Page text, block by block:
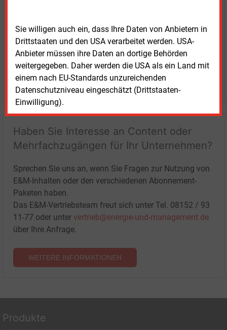
Sie willigen auch ein, dass Ihre Daten von Anbietern in
Drittstaaten und den USA verarbeitet werden. USA-
Anbieter müssen ihre Daten an dortige Behörden
weitergegeben. Daher werden die USA als ein Land mit
einem nach EU-Standards unzureichenden
Datenschutzniveau eingeschätzt (Drittstaaten-
Einwilligung).
LOGIN
Haben Sie Interesse an Content oder
Mehrfachzugängen für Ihr Unternehmen?
Sprechen Sie uns an, wenn Sie Fragen zur Nutzung von
E&M-Inhalten oder den verschiedenen Abonnement-
Paketen haben.
Das E&M-Vertriebsteam freut sich unter Tel. 08152 / 93
11-77 oder unter vertrieb@energie-und-management.de
über Ihre Anfrage.
WEITERE INFORMATIONEN
Produkte